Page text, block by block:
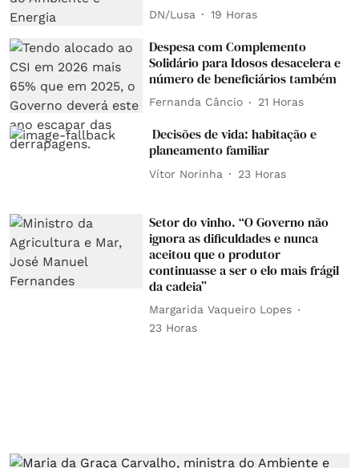
DN/Lusa 19 Horas
Despesa com Complemento
Solidário para Idosos desacelera e
número de beneficiários também
Fernanda Câncio 21 Horas
Decisões de vida: habitação e
planeamento familiar
Vítor Norinha 23 Horas
Setor do vinho. “O Governo não
ignora as dificuldades e nunca
aceitou que o produtor
continuasse a ser o elo mais frágil
da cadeia”
Margarida Vaqueiro Lopes
23 Horas